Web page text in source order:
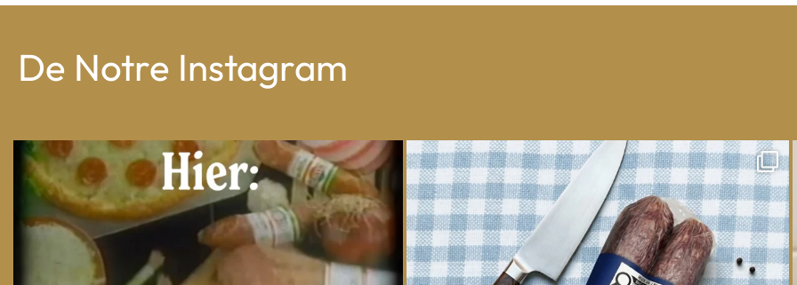
De Notre Instagram
From wood-paneled basements to candlelit condo...
8 0
One whole Mastro® Cacciatore Salami, so many
ways...
16 0